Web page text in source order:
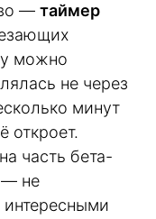
— таймер
можно
не через
минут
откроет.
часть бета-
— не